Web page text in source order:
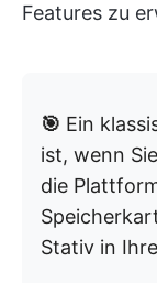
Features zu
🎯 Ein
ist, wenn
die
Stativ in